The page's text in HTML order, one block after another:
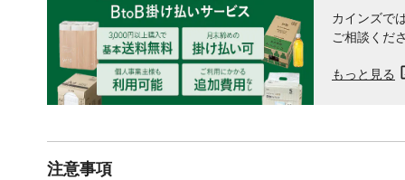
カインズで
ご相談くだ
もっと見る
注意事項